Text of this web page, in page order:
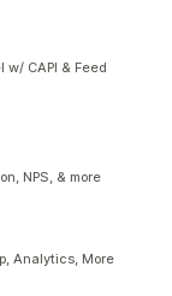
w/ CAPI & Feed
NPS, & more
Analytics, More